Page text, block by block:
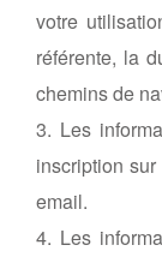
votre
référente, la
chemins de
3. Les
inscription
email.
4. Les